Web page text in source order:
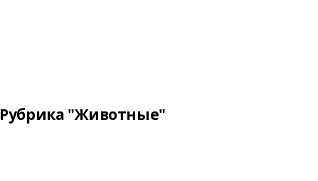
Рубрика "Животные"